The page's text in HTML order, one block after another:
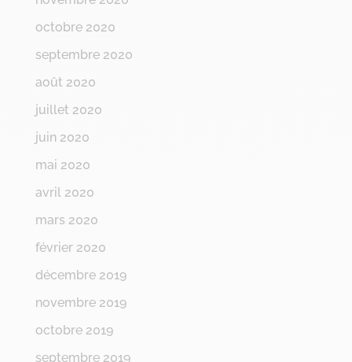
octobre 2020
septembre 2020
août 2020
juillet 2020
juin 2020
mai 2020
avril 2020
mars 2020
février 2020
décembre 2019
novembre 2019
octobre 2019
septembre 2019